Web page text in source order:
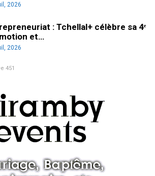
2026
: Tchellal+ célèbre sa 4ᵉ
et…
2026
451